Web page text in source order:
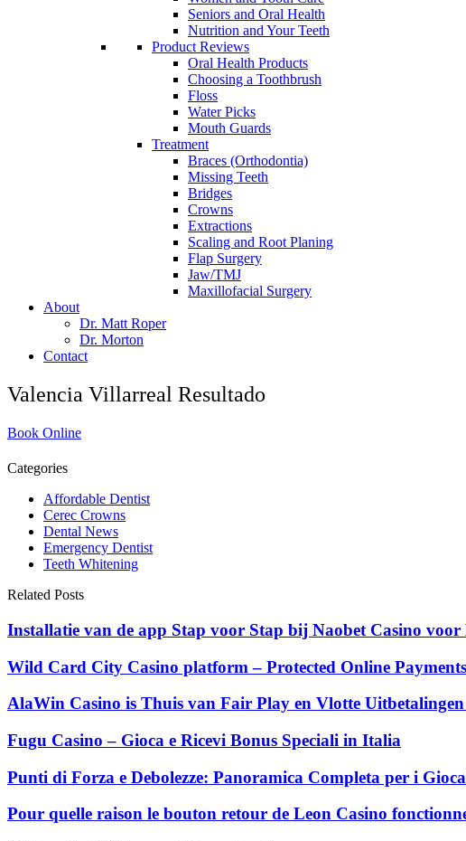
Seniors and Oral Health
Nutrition and Your Teeth
Product Reviews
Oral Health Products
Choosing a Toothbrush
Floss
Water Picks
Mouth Guards
Treatment
Braces (Orthodontia)
Missing Teeth
Bridges
Crowns
Extractions
Scaling and Root Planing
Flap Surgery
Jaw/TMJ
Maxillofacial Surgery
About
Dr. Matt Roper
Dr. Morton
Contact
Valencia Villarreal Resultado
Book Online
Categories
Affordable Dentist
Cerec Crowns
Dental News
Emergency Dentist
Teeth Whitening
Related Posts
Installatie van de app Stap voor Stap bij Naobet Casino voor
Wild Card City Casino platform – Protected Online
AlaWin Casino is Thuis van Fair Play en Vlotte
Fugu Casino – Gioca e Ricevi Bonus Speciali in Italia
Punti di Forza e Debolezze: Panoramica Completa per i
Pour quelle raison le bouton retour de Leon Casino